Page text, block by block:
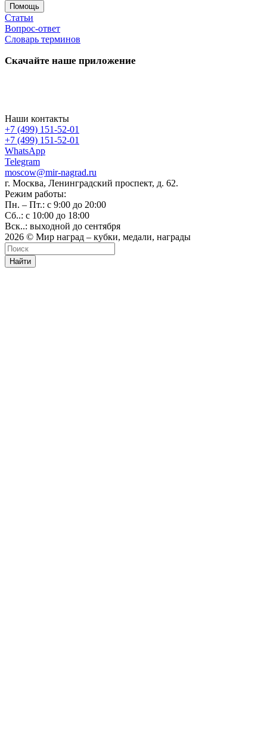
Помощь
Статьи
Вопрос-ответ
Словарь терминов
Скачайте наше приложение
Наши контакты
+7 (499) 151-52-01
+7 (499) 151-52-01
WhatsApp
Telegram
moscow@mir-nagrad.ru
г. Москва, Ленинградский проспект, д. 62.
Режим работы:
Пн. – Пт.: с 9:00 до 20:00
Сб..: с 10:00 до 18:00
Вск..: выходной до сентября
2026 © Мир наград – кубки, медали, награды
Найти